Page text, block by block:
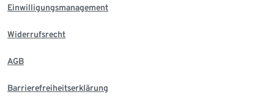
Einwilligungsmanagement
Widerrufsrecht
AGB
Barrierefreiheitserklärung